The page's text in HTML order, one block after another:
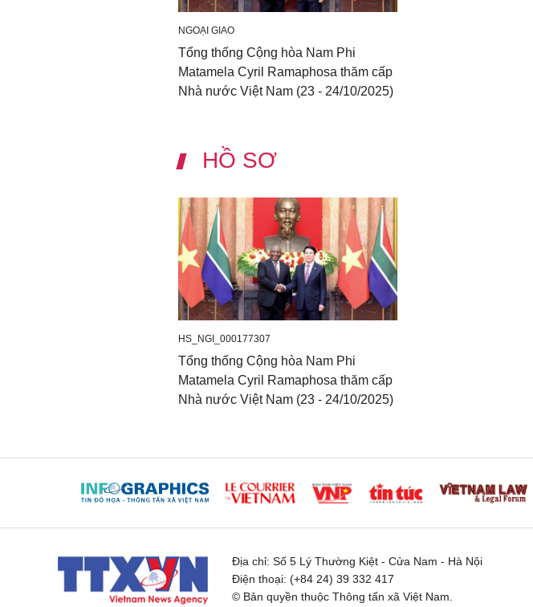
NGOẠI GIAO
Tổng thống Cộng hòa Nam Phi
Matamela Cyril Ramaphosa thăm cấp
Nhà nước Việt Nam (23 - 24/10/2025)
HỒ SƠ
HS_NGI_000177307
Tổng thống Cộng hòa Nam Phi
Matamela Cyril Ramaphosa thăm cấp
Nhà nước Việt Nam (23 - 24/10/2025)
Địa chỉ: Số 5 Lý Thường Kiệt - Cửa Nam - Hà Nội
Điện thoại: (+84 24) 39 332 417
© Bản quyền thuộc Thông tấn xã Việt Nam.